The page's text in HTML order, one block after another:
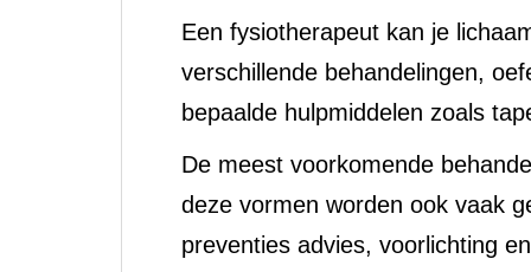
Een fysiotherapeut kan je
verschillende behandelingen,
bepaalde hulpmiddelen zoals
De meest voorkomende
deze vormen worden ook vaak
preventies advies, voorlichting